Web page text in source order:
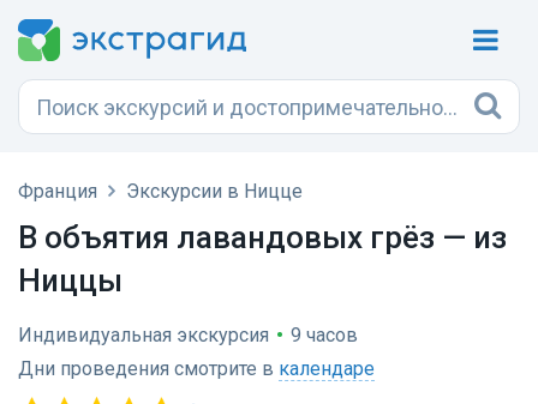
Франция Экскурсии в Ницце
В объятия лавандовых грёз — из
Ниццы
Индивидуальная экскурсия • 9 часов
Дни проведения смотрите в календаре